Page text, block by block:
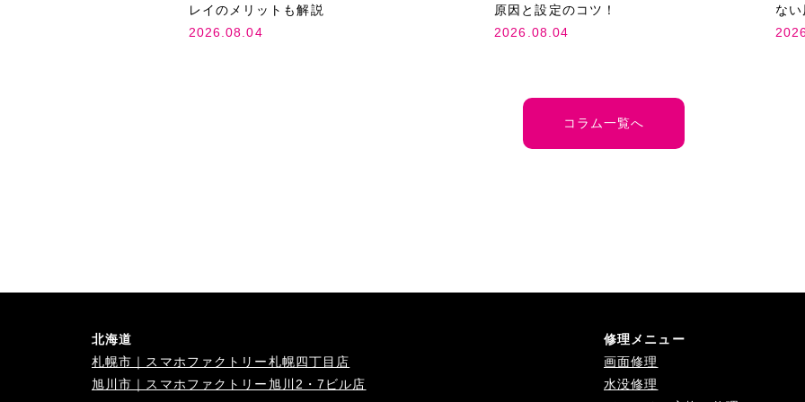
レイのメリットも解説
2026.08.04
原因と設定のコツ！
2026.08.04
ない
コラム一覧へ
北海道
札幌市｜スマホファクトリー札幌四丁目店
旭川市｜スマホファクトリー旭川2・7ビル店
修理メニュー
画面修理
水没修理